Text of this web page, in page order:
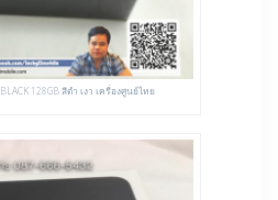
128GB สีดำ เงา เครื่องศูนย์ไทย